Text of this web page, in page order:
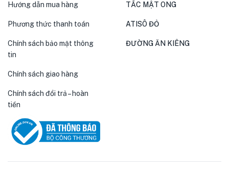
Hướng dẫn mua hàng
Phương thức thanh toán
Chính sách bảo mật thông
tin
Chính sách giao hàng
Chính sách đổi trả – hoàn
tiền
TẮC MẬT ONG
ATISÔ ĐỎ
ĐƯỜNG ĂN KIÊNG